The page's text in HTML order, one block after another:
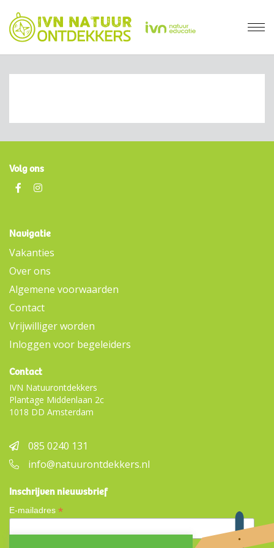
Volg ons
Navigatie
Vakanties
Over ons
Algemene voorwaarden
Contact
Vrijwilliger worden
Inloggen voor begeleiders
Contact
IVN Natuurontdekkers
Plantage Middenlaan 2c
1018 DD Amsterdam
085 0240 131
info@natuurontdekkers.nl
Inschrijven nieuwsbrief
E-mailadres *